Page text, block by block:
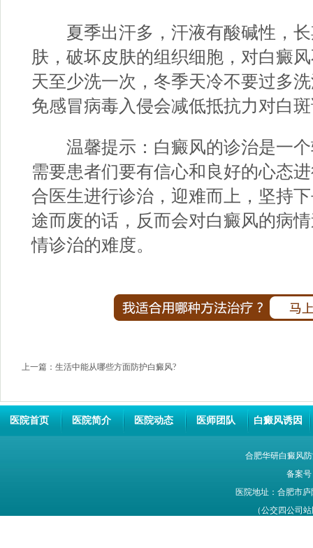
夏季出汗多，汗液有酸碱性，长
肤，破坏皮肤的组织细胞，对白癜
天至少洗一次，冬季天冷不要过多
免感冒病毒入侵会减低抵抗力对白
温馨提示：白癜风的诊治是一个
需要患者们要有信心和良好的心态
合医生进行诊治，迎难而上，坚持
途而废的话，反而会对白癜风的病
情诊治的难度。
上一篇： 生活中能从哪些方面防护白癜风?
医院首页 医院简介 医院动态 医师团队 白癜风诱因
合肥华研白癜风
备案号
医院地址：合肥市
（公交四公司